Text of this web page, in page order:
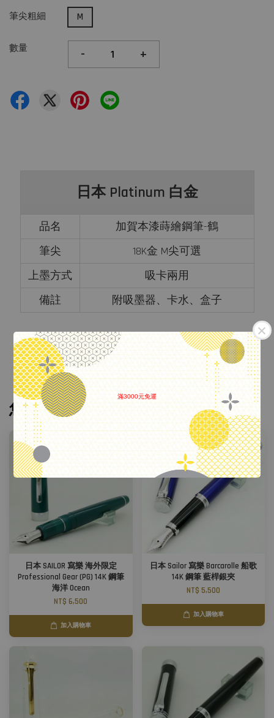
滿3000元免運
筆尖粗細 M
數量 - +
日本 Platinum 白金
品名
加賀本漆蒔繪鋼筆-鶴
筆尖
18K金 M尖可選
上墨方式
吸卡兩用
備註
附吸墨器、卡水、盒子
您可能也喜歡
日本 SAILOR 寫樂 海外限定
Professional Gear (PG) 14K 鋼筆
海洋 Ocean
NT$ 6,500
加入購物車
日本 Sailor 寫樂 Barcarolle 船歌
14K 鋼筆 藍桿銀夾
NT$ 5,500
加入購物車